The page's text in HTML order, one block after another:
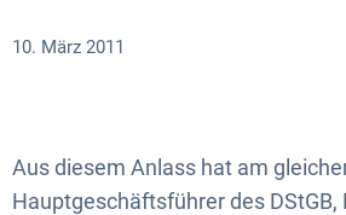
10. März 2011
Aus diesem Anlass hat am
Hauptgeschäftsführer des DStGB,